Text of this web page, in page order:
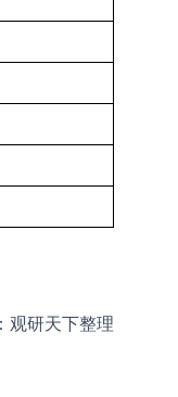
观研天下整理